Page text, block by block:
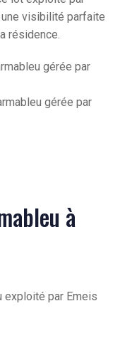
visibilité parfaite
résidence.
gérée par
gérée par
à
exploité par Emeis